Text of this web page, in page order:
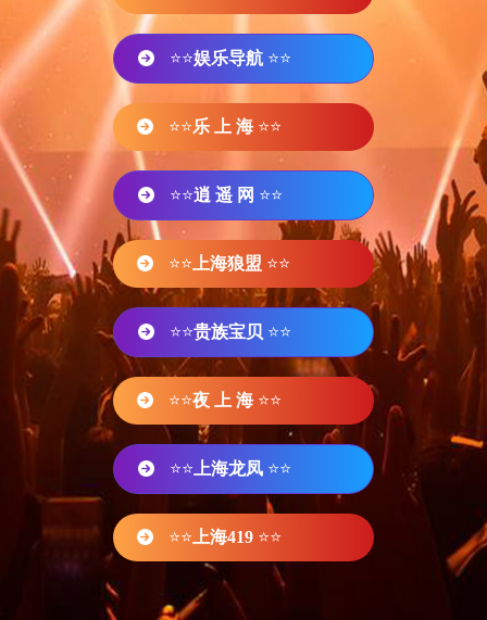
⭐⭐娱乐导航 ⭐⭐
⭐⭐乐 上 海 ⭐⭐
⭐⭐逍 遥 网 ⭐⭐
⭐⭐ 上海狼盟 ⭐⭐
⭐⭐贵族宝贝 ⭐⭐
⭐⭐夜 上 海 ⭐⭐
⭐⭐ 上海龙凤 ⭐⭐
⭐⭐ 上海419 ⭐⭐